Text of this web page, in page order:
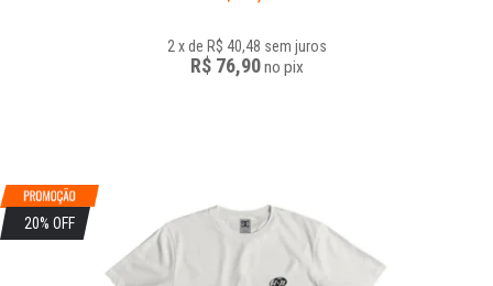
2 x de R$ 40,48 sem juros
R$ 76,90no pix
20% OFF